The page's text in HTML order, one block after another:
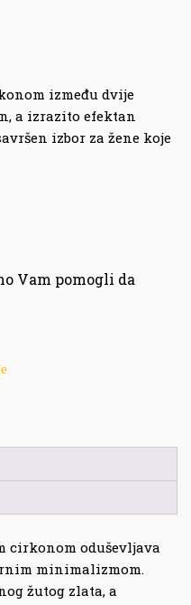
između dvije
a izrazito efektan
izbor za žene koje
Vam pomogli da
cirkonom oduševljava
minimalizmom.
žutog zlata, a